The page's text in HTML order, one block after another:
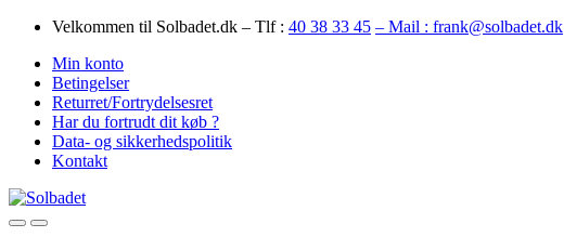
Skip
navigation
Skip
content
Velkommen til Solbadet.dk – Tlf : 40 38 33 45 – Mail : frank@solbadet.dk
Min konto
Betingelser
Returret/Fortrydelsesret
Har du fortrudt dit køb ?
Data- og sikkerhedspolitik
Kontakt
OpenClose